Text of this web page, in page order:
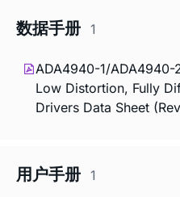
数据手册 1
ADA4940-1/
Low Distortion, Fully
Drivers Data Sheet
用户手册 1